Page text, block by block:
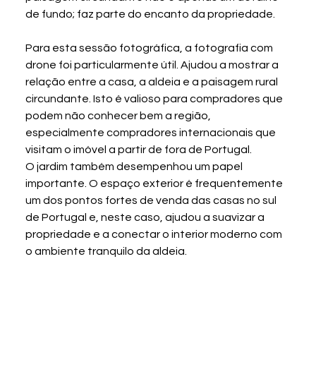
de fundo; faz parte do encanto da propriedade.
Para esta sessão fotográfica, a fotografia com
drone foi particularmente útil. Ajudou a mostrar a
relação entre a casa, a aldeia e a paisagem rural
circundante. Isto é valioso para compradores que
podem não conhecer bem a região,
especialmente compradores internacionais que
visitam o imóvel a partir de fora de Portugal.
O jardim também desempenhou um papel
importante. O espaço exterior é frequentemente
um dos pontos fortes de venda das casas no sul
de Portugal e, neste caso, ajudou a suavizar a
propriedade e a conectar o interior moderno com
o ambiente tranquilo da aldeia.